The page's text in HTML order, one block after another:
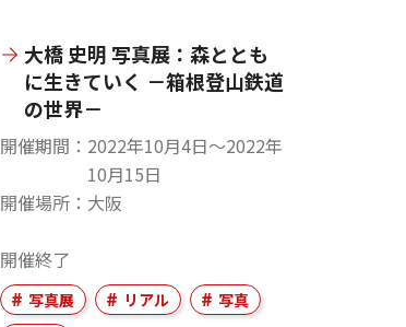
大橋 史明 写真展：森ととも
に生きていく －箱根登山鉄道
の世界－
開催期間
2022年10月4日〜2022年
10月15日
開催場所
大阪
開催終了
写真展 リアル
写真